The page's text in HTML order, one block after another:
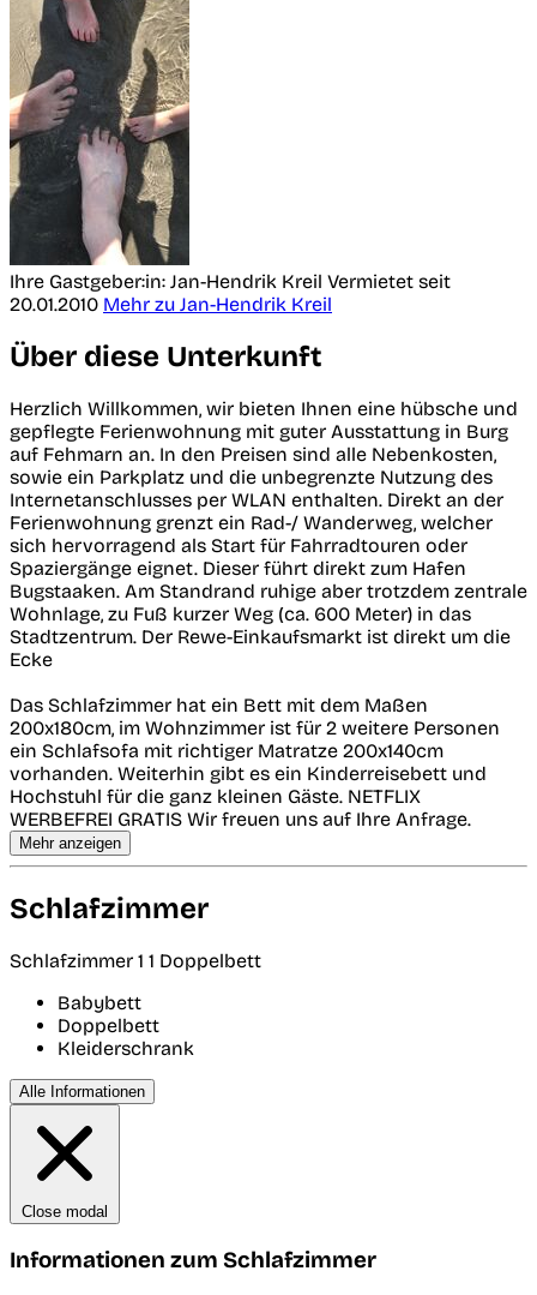
Ihre Gastgeber:in: Jan-Hendrik Kreil Vermietet seit
20.01.2010 Mehr zu Jan-Hendrik Kreil
Über diese Unterkunft
Herzlich Willkommen, wir bieten Ihnen eine hübsche und
gepflegte Ferienwohnung mit guter Ausstattung in Burg
auf Fehmarn an. In den Preisen sind alle Nebenkosten,
sowie ein Parkplatz und die unbegrenzte Nutzung des
Internetanschlusses per WLAN enthalten. Direkt an der
Ferienwohnung grenzt ein Rad-/ Wanderweg, welcher
sich hervorragend als Start für Fahrradtouren oder
Spaziergänge eignet. Dieser führt direkt zum Hafen
Bugstaaken. Am Standrand ruhige aber trotzdem zentrale
Wohnlage, zu Fuß kurzer Weg (ca. 600 Meter) in das
Stadtzentrum. Der Rewe-Einkaufsmarkt ist direkt um die
Ecke
Das Schlafzimmer hat ein Bett mit dem Maßen
200x180cm, im Wohnzimmer ist für 2 weitere Personen
ein Schlafsofa mit richtiger Matratze 200x140cm
vorhanden. Weiterhin gibt es ein Kinderreisebett und
Hochstuhl für die ganz kleinen Gäste. NETFLIX
WERBEFREI GRATIS Wir freuen uns auf Ihre Anfrage.
Mehr anzeigen
Schlafzimmer
Schlafzimmer 1 1 Doppelbett
Babybett
Doppelbett
Kleiderschrank
Alle Informationen
Close modal
Informationen zum Schlafzimmer